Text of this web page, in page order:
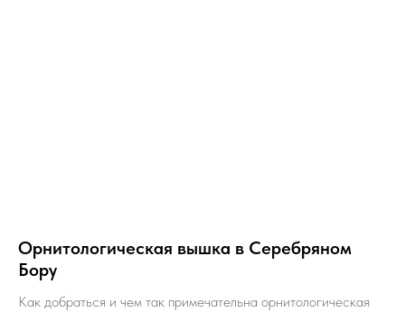
Орнитологическая вышка в Серебряном
Бору
Как добраться и чем так примечательна орнитологическая